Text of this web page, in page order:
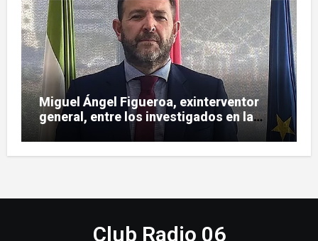
Miguel Ángel Figueroa, exinterventor
general, entre los investigados en la
pieza SEPI
Club Radio 06